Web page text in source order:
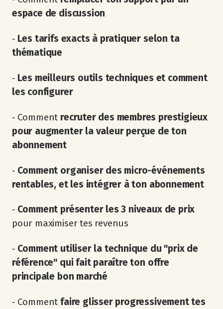
espace de discussion
‐ Les tarifs exacts à pratiquer selon ta
thématique
‐ Les meilleurs outils techniques et comment
les configurer
‐ Comment recruter des membres prestigieux
pour augmenter la valeur perçue de ton
abonnement
‐ Comment organiser des micro-événements
rentables, et les intégrer à ton abonnement
‐ Comment présenter les 3 niveaux de prix
pour maximiser tes revenus
‐ Comment utiliser la technique du "prix de
référence" qui fait paraître ton offre
principale bon marché
‐ Commentfaire glisser progressivement tes